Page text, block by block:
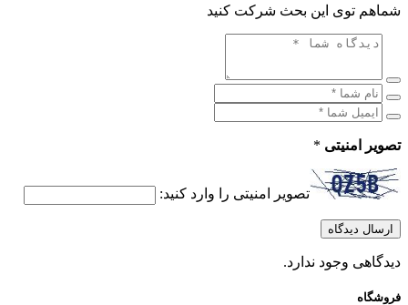
توی این بحث شرکت کنید
امنیتی*
تصویر امنیتی را وارد کنید:
وجود ندارد.